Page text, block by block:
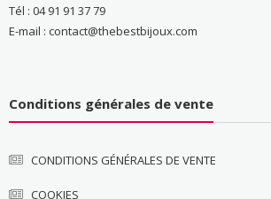
Tél : 04 91 91 37 79
E-mail : contact@thebestbijoux.com
Conditions générales de vente
CONDITIONS GÉNÉRALES DE VENTE
COOKIES